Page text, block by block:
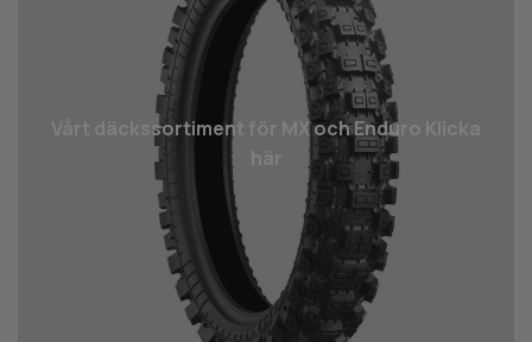
Vårt däcks­sortiment för MX och Enduro Klicka